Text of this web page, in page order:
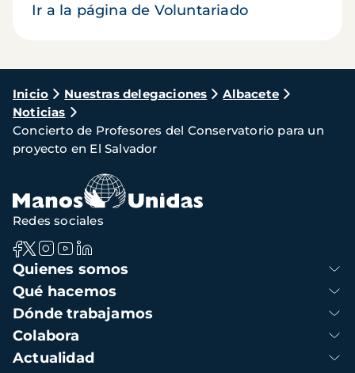
Ir a la página de Voluntariado
Ruta
de
navegación
Inicio Nuestras delegaciones
Albacete
Noticias
Concierto de Profesores del Conservatorio para un
proyecto en El Salvador
Navegación
principal
Quienes somos
Qué hacemos
Dónde trabajamos
Colabora
Actualidad
Redes sociales